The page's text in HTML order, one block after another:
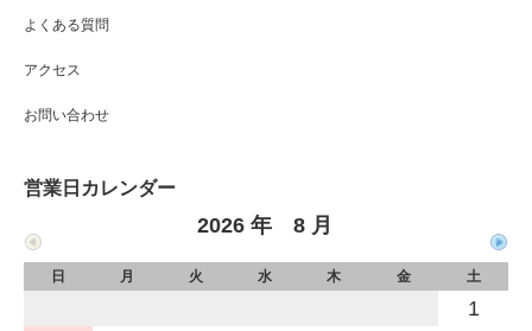
よくある質問
アクセス
お問い合わせ
営業日カレンダー
2026 年 8 月
日 月 火 水 木 金 土
1